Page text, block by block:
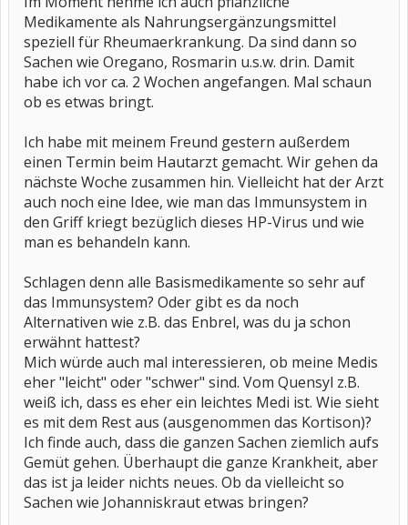
Genitalbereich) am Hals. Ist mir ziemlich peinlich das ganze aber
ich glaub hier kann ichs erzählen, den im Grunde kennt mich ja
keiner hier.
Dieser Virus ist hoch ansteckend und im Frühjahr tauchten diese
unangenehmen Zeitgenossen auf und vermehrten sich schlagartig.
Ich bin dann damit zum Frauenarzt und nachdem eine Behandlung
mit Creme nichts brachte, musste ich sie mir schließlich letzte
Woche mit Laser entfernen lassen. Das Problem ist nur, dass bei
das bedeutet widerrum, dass sich diese gerade entfernten
Kondylome höchstwahrscheinlich wieder neu bilden werden.
Die Ärzte sagen, dass sich diese Kondylome durch die
Medikamente verbreitet haben.
Ich frag mich nur, wie das jetzt weitergehen soll? Ich mein das
Kortison würde ich am liebsten sofort absetzten. Aber das MTX? Ich
habe hier gelesen, dass Leute das teilweise schon 4 Jahre lang
nehmen.
und muss sagen, dass mich das auch nicht wirklich beruhigt hat.
Eher im Gegenteil. Der Virus wird als hoch ansteckend eingestuft.
Dazu kommt noch, dass ich einen Partner habe. Wir sind beide
verunsichert und hatten jetzt schon lange nicht mehr miteinander
geschlafen. Das nervt mich und meinen Freund natürlich auch.
Ich seh einfach nur noch schwarz und es wird einfach nichts
besser.
(
Von euch hat nicht zufällig jemand die Erfahrung gemacht? Oder
wisst ihr etwas darüber? Ich währe euch sehr dankbar!!
Medikamente als Nahrungsergänzungsmittel
speziell für Rheumaerkrankung. Da sind dann so
Sachen wie Oregano, Rosmarin u.s.w. drin. Damit
habe ich vor ca. 2 Wochen angefangen. Mal schaun
ob es etwas bringt.
Ich habe mit meinem Freund gestern außerdem
einen Termin beim Hautarzt gemacht. Wir gehen da
nächste Woche zusammen hin. Vielleicht hat der Arzt
auch noch eine Idee, wie man das Immunsystem in
den Griff kriegt bezüglich dieses HP-Virus und wie
man es behandeln kann.
Schlagen denn alle Basismedikamente so sehr auf
das Immunsystem? Oder gibt es da noch
Alternativen wie z.B. das Enbrel, was du ja schon
erwähnt hattest?
Mich würde auch mal interessieren, ob meine Medis
eher "leicht" oder "schwer" sind. Vom Quensyl z.B.
weiß ich, dass es eher ein leichtes Medi ist. Wie sieht
es mit dem Rest aus (ausgenommen das Kortison)?
Ich finde auch, dass die ganzen Sachen ziemlich aufs
Gemüt gehen. Überhaupt die ganze Krankheit, aber
das ist ja leider nichts neues. Ob da vielleicht so
Sachen wie Johanniskraut etwas bringen?